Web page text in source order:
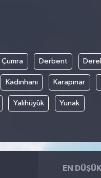
Çumra Derbent
Kadınhanı Karapınar
Yalıhüyük Yunak
EN